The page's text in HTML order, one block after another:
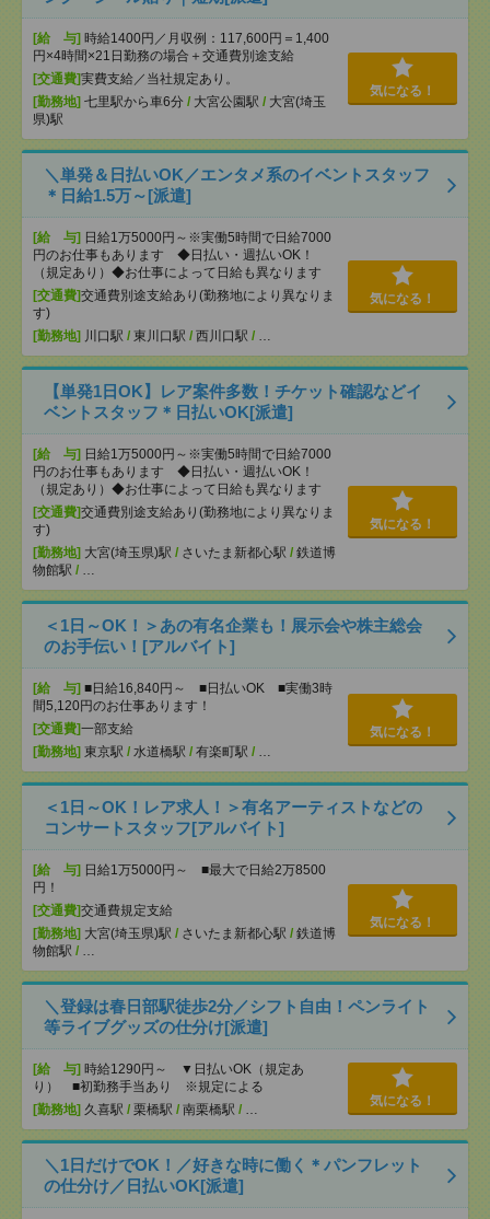
[給 与] 時給1400円／月収例：117,600円＝1,400
円×4時間×21日勤務の場合＋交通費別途支給
[交通費]実費支給／当社規定あり。
[勤務地] 七里駅から車6分 / 大宮公園駅 / 大宮(埼玉
県)駅
気になる！
＼単発＆日払いOK／エンタメ系のイベントスタッフ
＊日給1.5万～[派遣]
[給 与] 日給1万5000円～※実働5時間で日給7000
円のお仕事もあります ◆日払い・週払いOK！
（規定あり）◆お仕事によって日給も異なります
[交通費]交通費別途支給あり(勤務地により異なりま
す)
[勤務地] 川口駅 / 東川口駅 / 西川口駅 / …
気になる！
【単発1日OK】レア案件多数！チケット確認などイ
ベントスタッフ＊日払いOK[派遣]
[給 与] 日給1万5000円～※実働5時間で日給7000
円のお仕事もあります ◆日払い・週払いOK！
（規定あり）◆お仕事によって日給も異なります
[交通費]交通費別途支給あり(勤務地により異なりま
す)
[勤務地] 大宮(埼玉県)駅 / さいたま新都心駅 / 鉄道博
物館駅 / …
気になる！
＜1日～OK！＞あの有名企業も！展示会や株主総会
のお手伝い！[アルバイト]
[給 与] ■日給16,840円～ ■日払いOK ■実働3時
間5,120円のお仕事あります！
[交通費]一部支給
[勤務地] 東京駅 / 水道橋駅 / 有楽町駅 / …
気になる！
＜1日～OK！レア求人！＞有名アーティストなどの
コンサートスタッフ[アルバイト]
[給 与] 日給1万5000円～ ■最大で日給2万8500
円！
[交通費]交通費規定支給
[勤務地] 大宮(埼玉県)駅 / さいたま新都心駅 / 鉄道博
物館駅 / …
気になる！
＼登録は春日部駅徒歩2分／シフト自由！ペンライト
等ライブグッズの仕分け[派遣]
[給 与] 時給1290円～ ▼日払いOK（規定あ
り） ■初勤務手当あり ※規定による
[勤務地] 久喜駅 / 栗橋駅 / 南栗橋駅 / …
気になる！
＼1日だけでOK！／好きな時に働く＊パンフレット
の仕分け／日払いOK[派遣]